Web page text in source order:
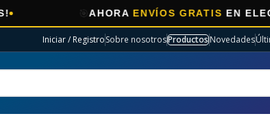
ENVÍOS GRATISEN ELECTRO
Iniciar / RegistroSobre nosotrosProductosNovedades